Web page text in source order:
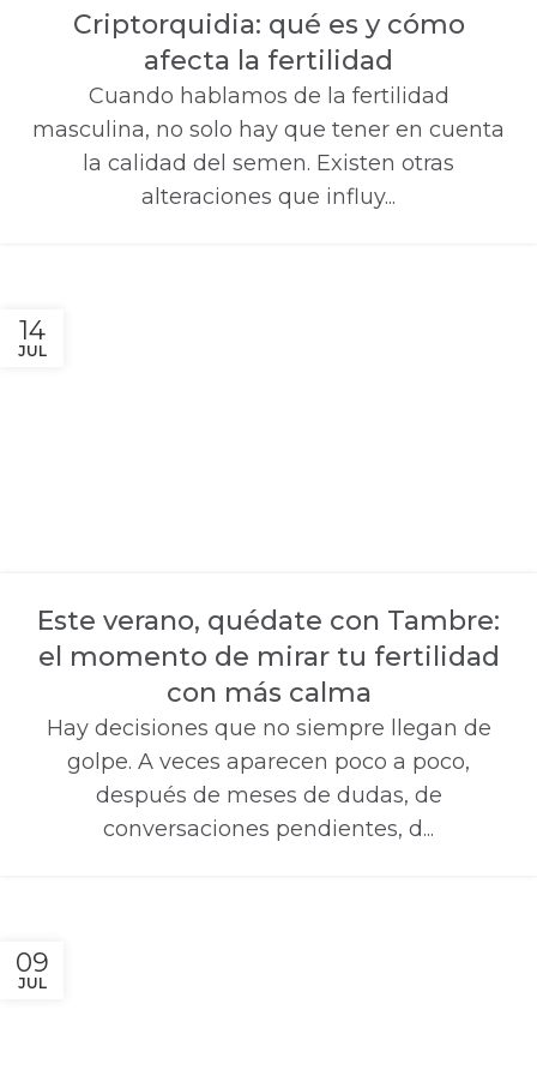
Criptorquidia: qué es y cómo
afecta la fertilidad
Cuando hablamos de la fertilidad
masculina, no solo hay que tener en cuenta
la calidad del semen. Existen otras
alteraciones que influy...
14
JUL
Este verano, quédate con Tambre:
el momento de mirar tu fertilidad
con más calma
Hay decisiones que no siempre llegan de
golpe. A veces aparecen poco a poco,
después de meses de dudas, de
conversaciones pendientes, d...
09
JUL